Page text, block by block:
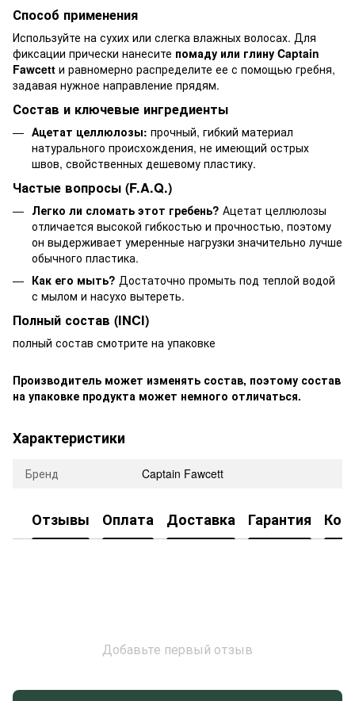
Способ применения
Используйте на сухих или слегка влажных волосах. Для
фиксации прически нанесите помаду или глину Captain
Fawcett и равномерно распределите ее с помощью гребня,
задавая нужное направление прядям.
Состав и ключевые ингредиенты
Ацетат целлюлозы: прочный, гибкий материал
натурального происхождения, не имеющий острых
швов, свойственных дешевому пластику.
Частые вопросы (F.A.Q.)
Легко ли сломать этот гребень? Ацетат целлюлозы
отличается высокой гибкостью и прочностью, поэтому
он выдерживает умеренные нагрузки значительно лучше
обычного пластика.
Как его мыть? Достаточно промыть под теплой водой
с мылом и насухо вытереть.
Полный состав (INCI)
полный состав смотрите на упаковке
Производитель может изменять состав, поэтому состав
на упаковке продукта может немного отличаться.
Характеристики
Бренд Captain Fawcett
Отзывы Оплата Доставка Гарантия
Добавьте первый отзыв